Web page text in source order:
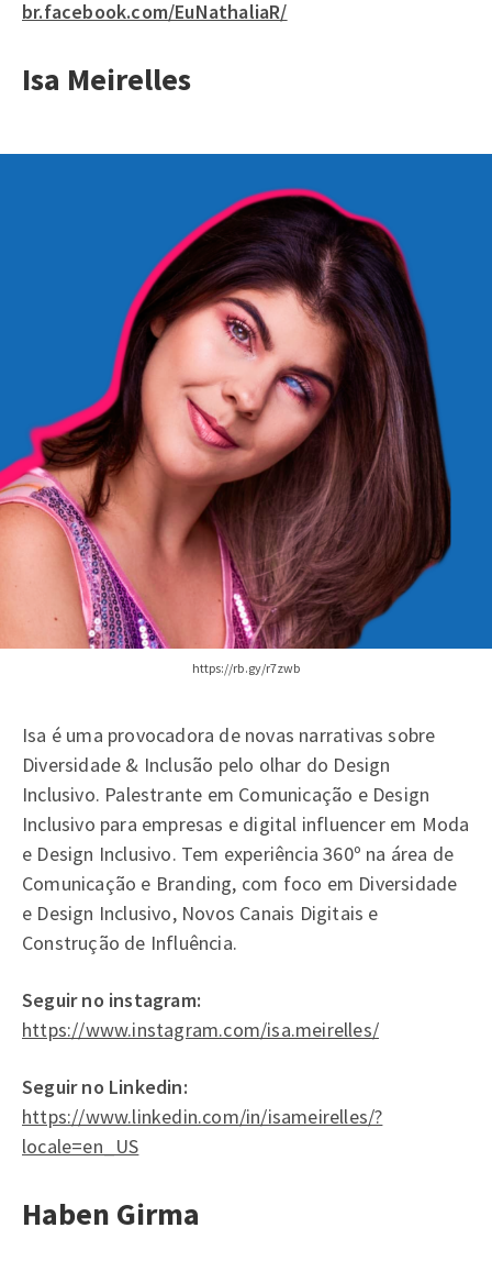
br.facebook.com/EuNathaliaR/
Isa Meirelles
https://rb.gy/r7zwb
Isa é uma provocadora de novas narrativas sobre
Diversidade & Inclusão pelo olhar do Design
Inclusivo. Palestrante em Comunicação e Design
Inclusivo para empresas e digital influencer em Moda
e Design Inclusivo. Tem experiência 360º na área de
Comunicação e Branding, com foco em Diversidade
e Design Inclusivo, Novos Canais Digitais e
Construção de Influência.
Seguir no instagram:
https://www.instagram.com/isa.meirelles/
Seguir no Linkedin:
https://www.linkedin.com/in/isameirelles/?
locale=en_US
Haben Girma